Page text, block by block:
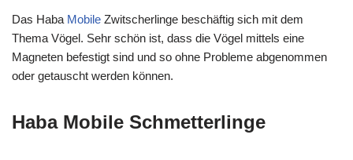
Das Haba Mobile Zwitscherlinge beschäftig sich mit dem
Thema Vögel. Sehr schön ist, dass die Vögel mittels eine
Magneten befestigt sind und so ohne Probleme abgenommen
oder getauscht werden können.
Haba Mobile Schmetterlinge